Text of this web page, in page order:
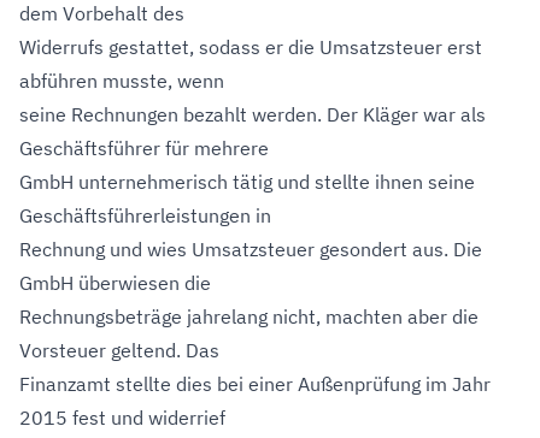
dem Vorbehalt des
Widerrufs gestattet, sodass er die Umsatzsteuer erst
abführen musste, wenn
seine Rechnungen bezahlt werden. Der Kläger war als
Geschäftsführer für mehrere
GmbH unternehmerisch tätig und stellte ihnen seine
Geschäftsführerleistungen in
Rechnung und wies Umsatzsteuer gesondert aus. Die
GmbH überwiesen die
Rechnungsbeträge jahrelang nicht, machten aber die
Vorsteuer geltend. Das
Finanzamt stellte dies bei einer Außenprüfung im Jahr
2015 fest und widerrief